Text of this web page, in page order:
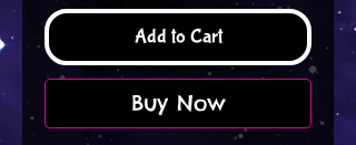
Add to Cart
Buy Now